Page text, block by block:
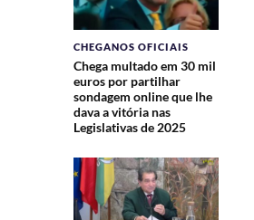
CHEGANOS OFICIAIS
Chega multado em 30 mil
euros por partilhar
sondagem online que lhe
dava a vitória nas
Legislativas de 2025